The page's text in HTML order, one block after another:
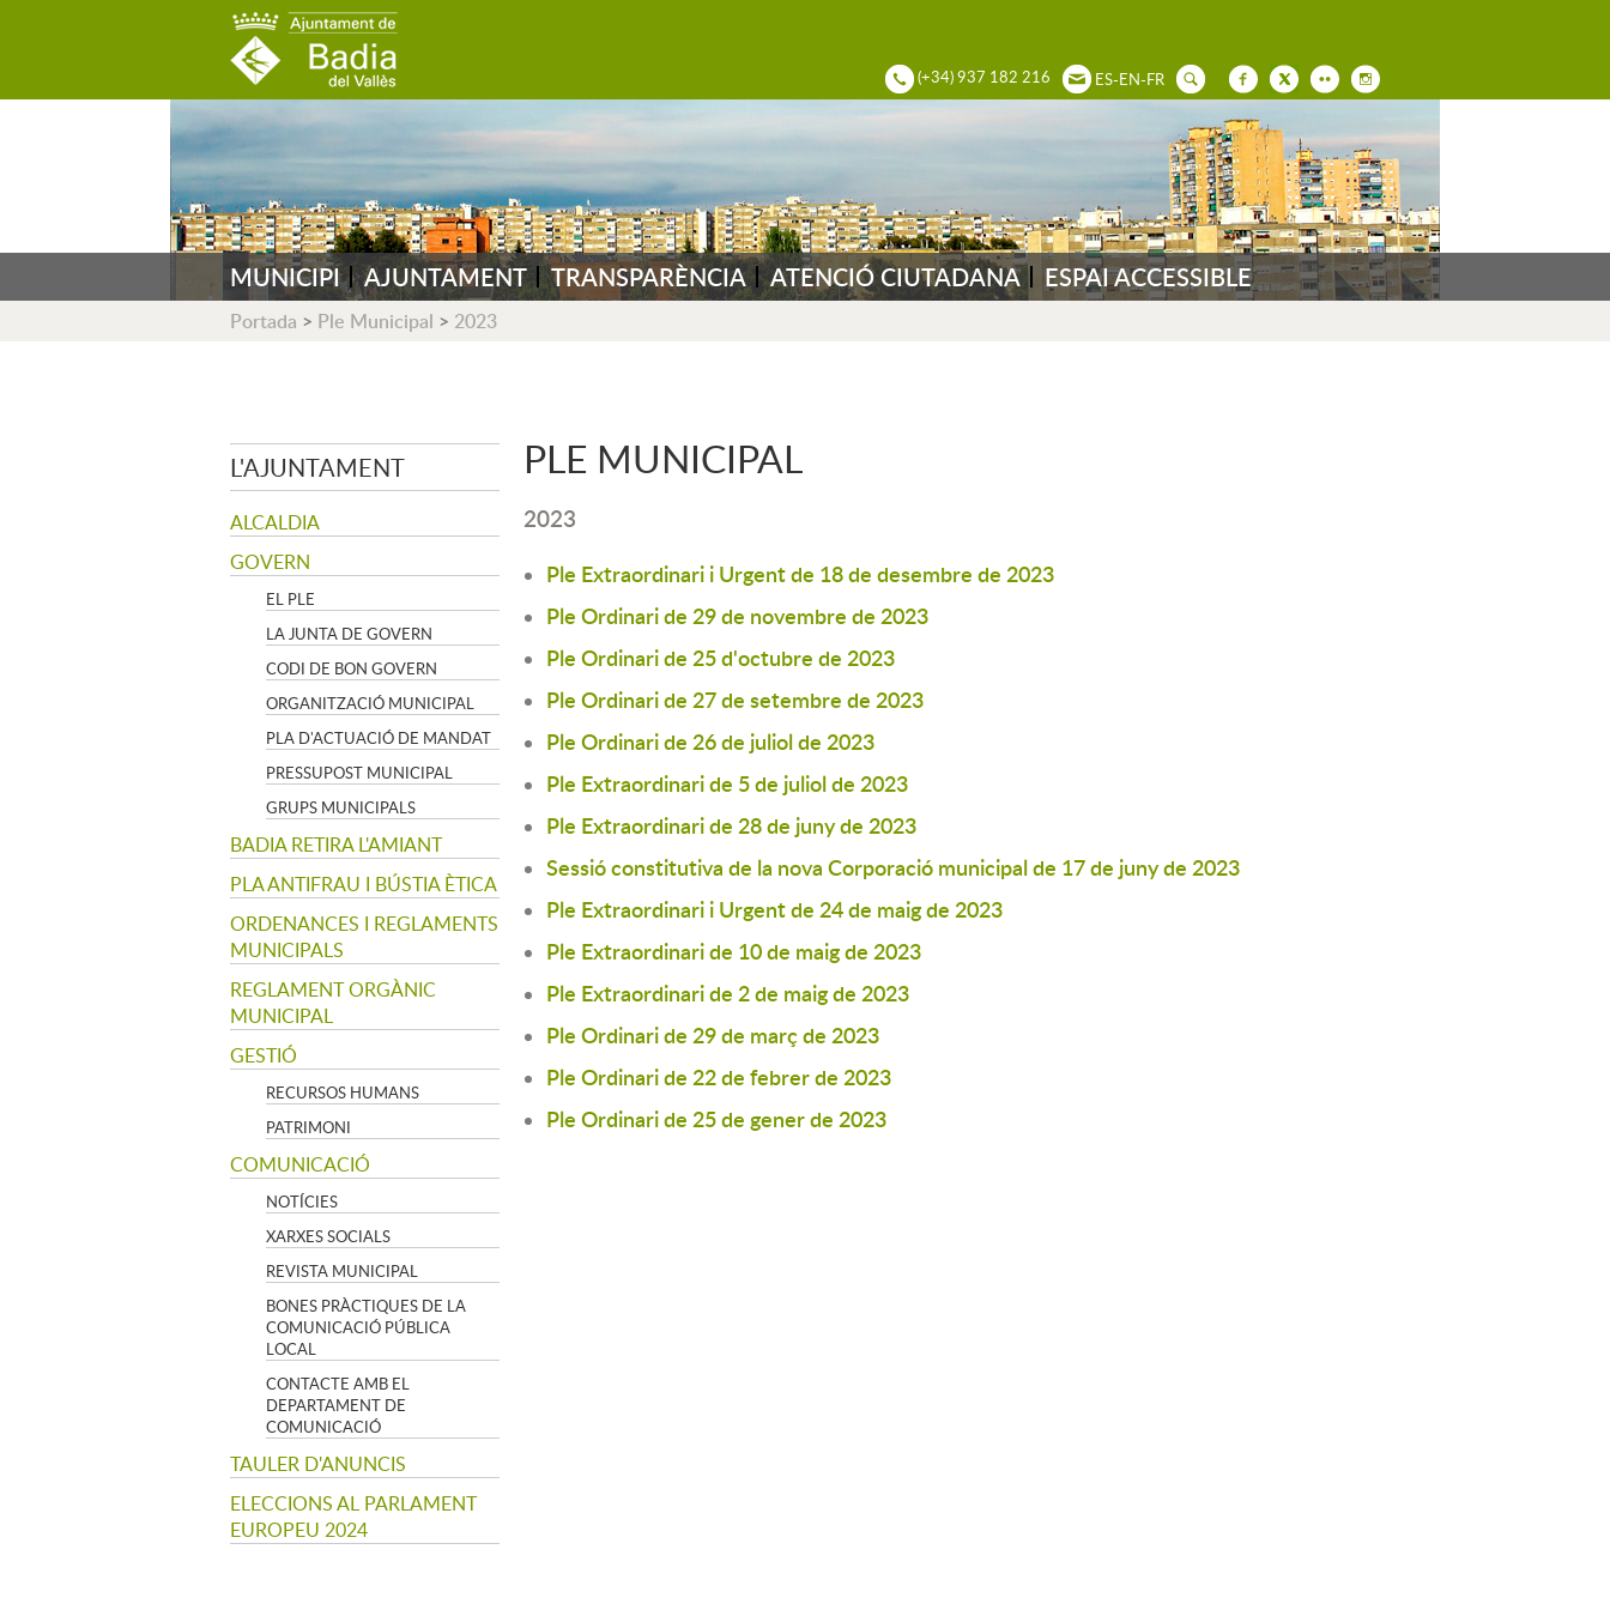
(+34) 937 182 216 ES-EN-FR
MUNICIPI AJUNTAMENT TRANSPARÈNCIA ATENCIÓ CIUTADANA ESPAI ACCESSIBLE
Portada > Ple Municipal > 2023
L'AJUNTAMENT
ALCALDIA
GOVERN
EL PLE
LA JUNTA DE GOVERN
CODI DE BON GOVERN
ORGANITZACIÓ MUNICIPAL
PLA D'ACTUACIÓ DE MANDAT
PRESSUPOST MUNICIPAL
GRUPS MUNICIPALS
BADIA RETIRA L'AMIANT
PLA ANTIFRAU I BÚSTIA ÈTICA
ORDENANCES I REGLAMENTS
MUNICIPALS
REGLAMENT ORGÀNIC
MUNICIPAL
GESTIÓ
RECURSOS HUMANS
PATRIMONI
COMUNICACIÓ
NOTÍCIES
XARXES SOCIALS
REVISTA MUNICIPAL
BONES PRÀCTIQUES DE LA
COMUNICACIÓ PÚBLICA
LOCAL
CONTACTE AMB EL
DEPARTAMENT DE
COMUNICACIÓ
TAULER D'ANUNCIS
ELECCIONS AL PARLAMENT
EUROPEU 2024
PLE MUNICIPAL
2023
Ple Extraordinari i Urgent de 18 de desembre de 2023
Ple Ordinari de 29 de novembre de 2023
Ple Ordinari de 25 d'octubre de 2023
Ple Ordinari de 27 de setembre de 2023
Ple Ordinari de 26 de juliol de 2023
Ple Extraordinari de 5 de juliol de 2023
Ple Extraordinari de 28 de juny de 2023
Sessió constitutiva de la nova Corporació municipal de 17 de juny de 2023
Ple Extraordinari i Urgent de 24 de maig de 2023
Ple Extraordinari de 10 de maig de 2023
Ple Extraordinari de 2 de maig de 2023
Ple Ordinari de 29 de març de 2023
Ple Ordinari de 22 de febrer de 2023
Ple Ordinari de 25 de gener de 2023